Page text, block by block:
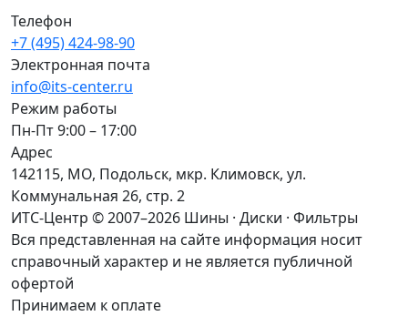
Телефон
+7 (495) 424-98-90
Электронная почта
info@its-center.ru
Режим работы
Пн-Пт 9:00 – 17:00
Адрес
142115, МО, Подольск, мкр. Климовск, ул.
Коммунальная 26, стр. 2
ИТС-Центр © 2007–2026 Шины · Диски · Фильтры
Вся представленная на сайте информация носит
справочный характер и не является публичной
офертой
Принимаем к оплате